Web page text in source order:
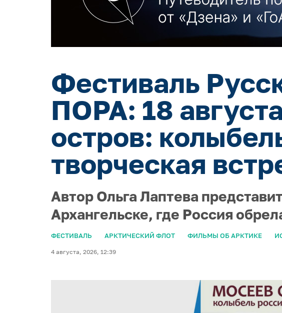
Фестиваль
ПОРА: 18
остров:
творческая
Автор Ольга Лаптева
Архангельске, где Россия
ФЕСТИВАЛЬ АРКТИЧЕСКИЙ ФЛОТ ФИЛЬМЫ ОБ АРКТИКЕ
4 августа, 2026, 12:39